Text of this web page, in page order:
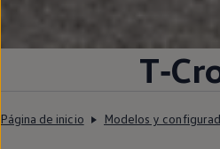
Página de inicio Modelos y